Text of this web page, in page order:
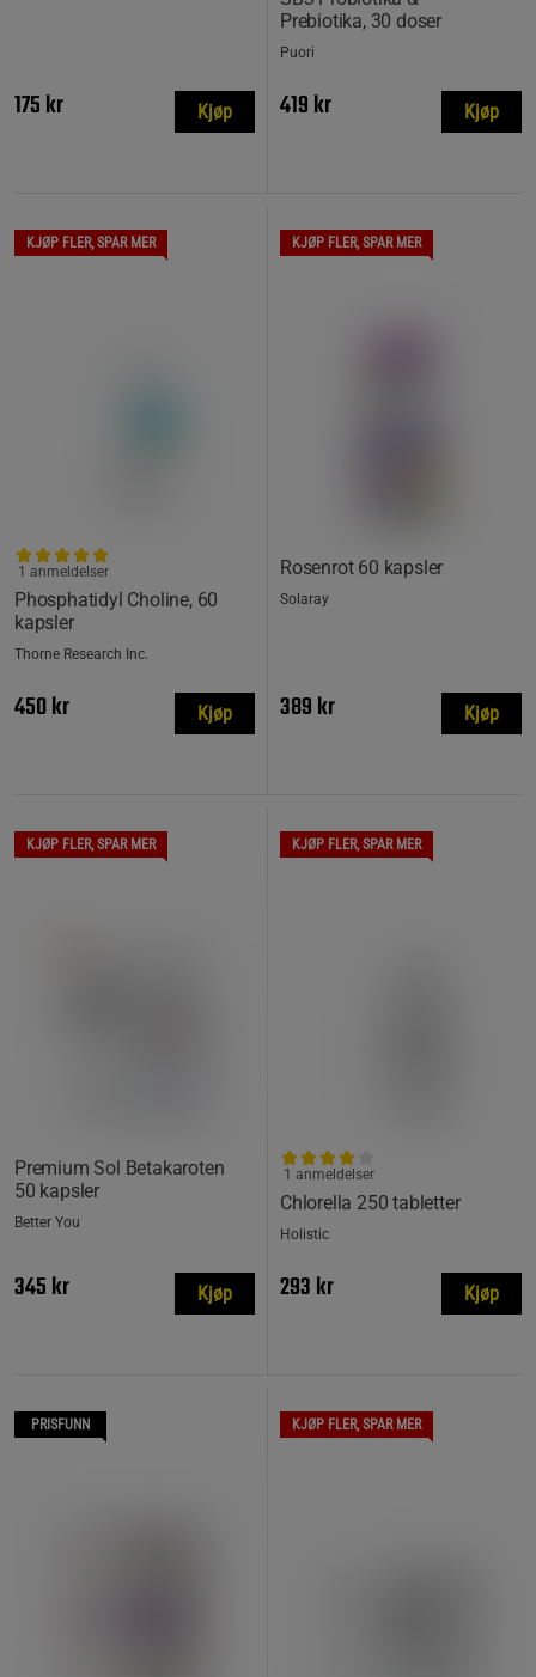
175 kr Kjøp
Prebiotika, 30 doser
Puori
419 kr Kjøp
KJØP FLER, SPAR MER
Phosphatidyl Choline, 60
kapsler
1 anmeldelser
Thorne Research Inc.
450 kr Kjøp
KJØP FLER, SPAR MER
Rosenrot 60 kapsler
Solaray
389 kr Kjøp
KJØP FLER, SPAR MER
Premium Sol Betakaroten
50 kapsler
Better You
345 kr Kjøp
KJØP FLER, SPAR MER
Chlorella 250 tabletter
1 anmeldelser
Holistic
293 kr Kjøp
PRISFUNN KJØP FLER, SPAR MER